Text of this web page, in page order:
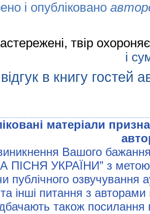
і опубліковано
твір
і
в книгу гостей
матерiали
Вашого
УКРАЇНИ” з метою
публiчного
iншi питання з
також